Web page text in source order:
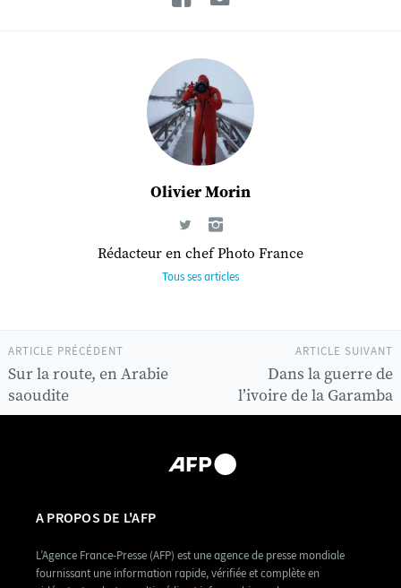
Olivier Morin
Rédacteur en chef Photo France
Tous ses articles
ARTICLE SUIVANT
Dans la guerre de
l’ivoire de la Garamba
ARTICLE PRÉCÉDENT
Sur la route, en Arabie
saoudite
A PROPOS DE L'AFP
L’Agence France-Presse (AFP) est une agence de presse mondiale
fournissant une information rapide, vérifiée et complète en